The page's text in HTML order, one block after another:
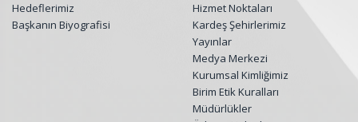
Hedeflerimiz
Başkanın Biyografisi
Hizmet Noktaları
Kardeş Şehirlerimiz
Yayınlar
Medya Merkezi
Kurumsal Kimliğimiz
Birim Etik Kuralları
Müdürlükler